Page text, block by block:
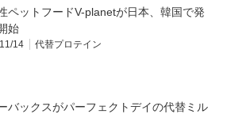
ペットフードV-planetが日本、韓国で発
始
14 代替プロテイン
バックスがパーフェクトデイの代替ミル